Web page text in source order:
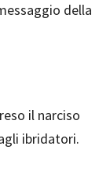
della
il narciso
ibridatori.